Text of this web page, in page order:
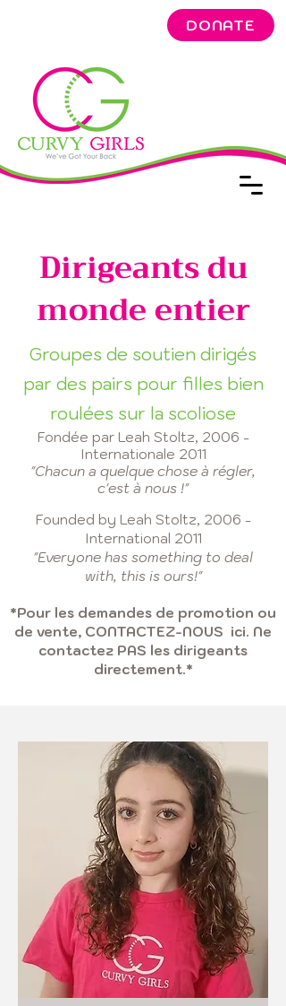
DONATE
Dirigeants du
monde entier
Groupes de soutien dirigés
par des pairs pour filles bien
roulées sur la scoliose
Fondée par Leah Stoltz, 2006 -
Internationale 2011
"Chacun a quelque chose à régler,
c'est à nous !"
Founded by Leah Stoltz, 2006 -
International 2011
"Everyone has something to deal
with, this is ours!"
*Pour les demandes de promotion ou
de vente, CONTACTEZ-NOUS ici. Ne
contactez PAS les dirigeants
directement.*